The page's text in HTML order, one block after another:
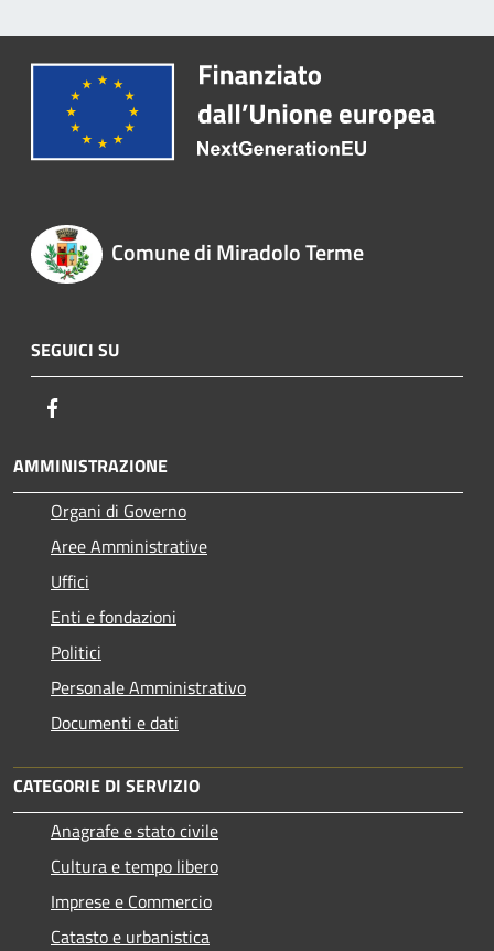
Comune di Miradolo Terme
SEGUICI SU
AMMINISTRAZIONE
Organi di Governo
Aree Amministrative
Uffici
Enti e fondazioni
Politici
Personale Amministrativo
Documenti e dati
CATEGORIE DI SERVIZIO
Anagrafe e stato civile
Cultura e tempo libero
Imprese e Commercio
Catasto e urbanistica